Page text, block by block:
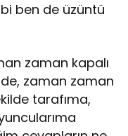
ben de üzüntü
zaman kapalı
zaman zaman
tarafıma,